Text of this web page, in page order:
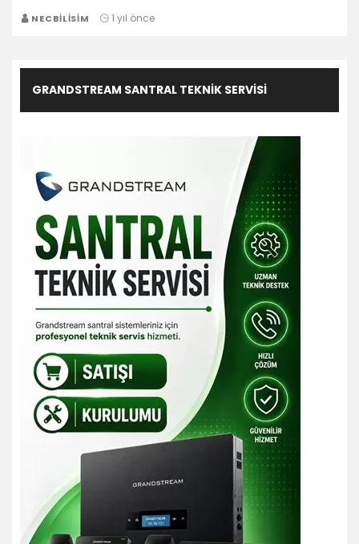
NECBILISIM 1 yıl önce
GRANDSTREAM SANTRAL TEKNIK SERVISI